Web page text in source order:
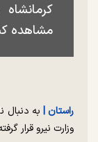
مشاهده
راستان | به دنبال
وزارت نیرو قرار